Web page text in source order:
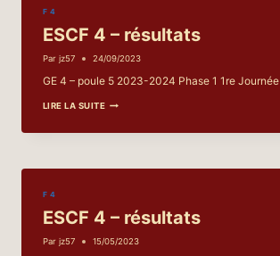
F 4
ESCF 4 – résultats
Par jz57 24/09/2023
GE 4 – poule 5 2023-2024 Phase 1 1re Journée
LIRE LA SUITEESCF
4
RÉSULTATS
F 4
ESCF 4 – résultats
Par jz57 15/05/2023